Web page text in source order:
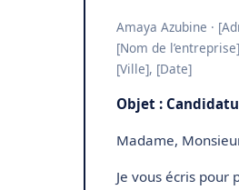
Amaya Azubine ·
[Nom de
[Ville], [Date]
Objet :
Madame,
Je vous écris